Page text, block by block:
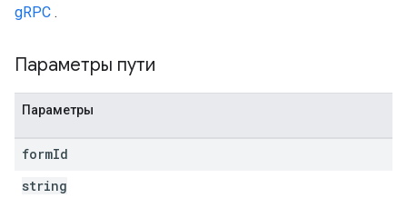
gRPC .
Параметры пути
Параметры
formId
string